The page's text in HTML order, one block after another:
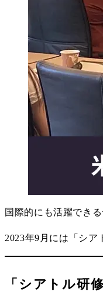
国際的にも活躍でき
2023年9月には「シア
「シアトル研修